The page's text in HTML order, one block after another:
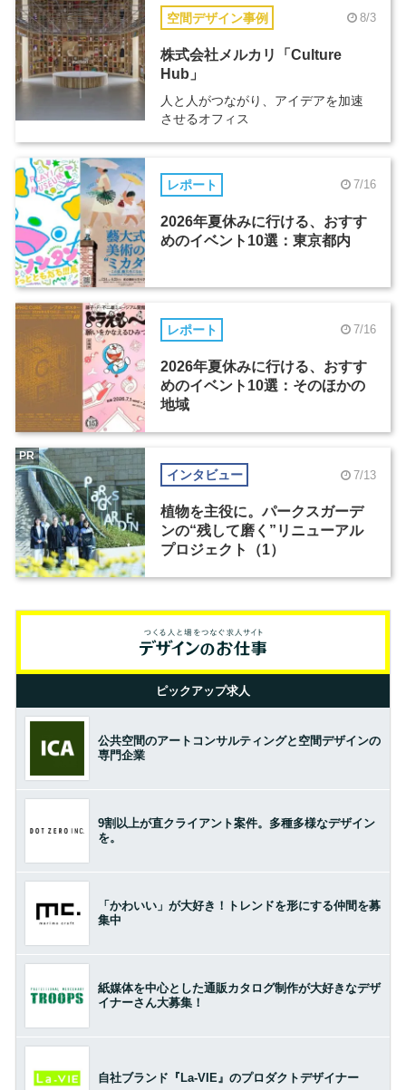
空間デザイン事例 8/3
株式会社メルカリ「Culture
Hub」
人と人がつながり、アイデアを加速
させるオフィス
レポート 7/16
2026年夏休みに行ける、おすす
めのイベント10選：東京都内
レポート 7/16
2026年夏休みに行ける、おすす
めのイベント10選：そのほかの
地域
インタビュー 7/13
植物を主役に。パークスガーデ
ンの“残して磨く”リニューアル
プロジェクト（1）
PR
ピックアップ求人
公共空間のアートコンサルティングと空間デザインの
専門企業
9割以上が直クライアント案件。多種多様なデザイン
を。
「かわいい」が大好き！トレンドを形にする仲間を募
集中
紙媒体を中心とした通販カタログ制作が大好きなデザ
イナーさん大募集！
自社ブランド『La-VIE』のプロダクトデザイナー